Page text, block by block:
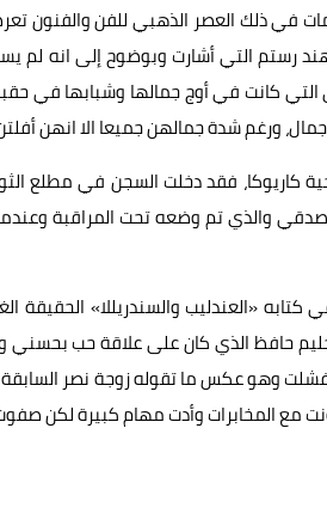
في ذلك العصر الذهبي للفن والفنون
رستم التي أشارت وبوضوح إلى انه لم
التي كانت في أوج جمالها وشبابها في
ورغم شدة جمالهن جميعا الا انهن
والذي تم وضعه تحت المراقبة وعندما
«العندليب والسندريللا» الحقيقة
حافظ الذي كان على علاقة حب بحسني
وهو عكس ما تقوله زوجة نصر
مع المخابرات وأدت مهام كبيرة لكن